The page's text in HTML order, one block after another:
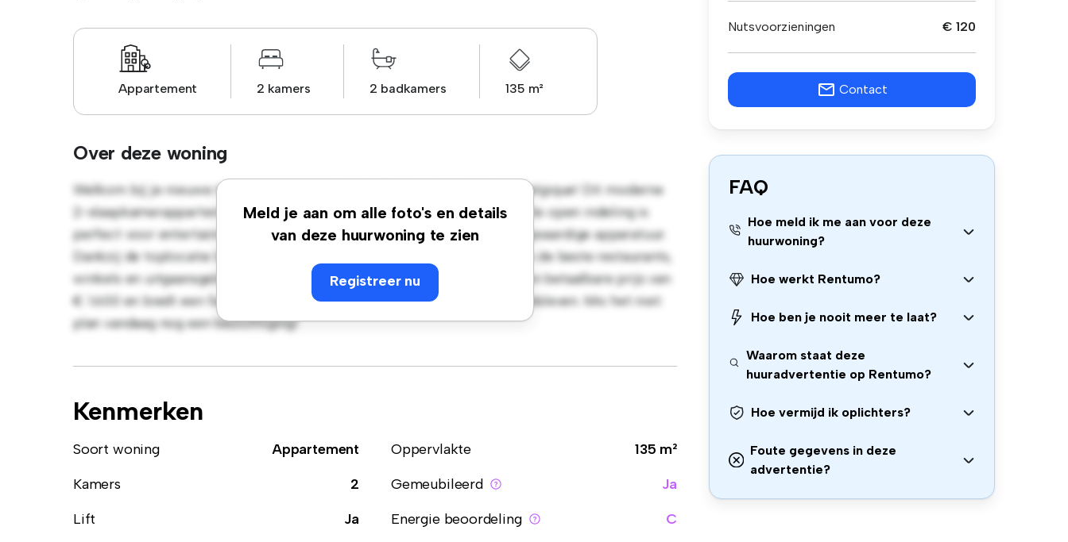
Appartement 2 kamers 2 badkamers 135 m²
Over deze woning
Meld je aan om alle foto's en details
van deze huurwoning te zien
Registreer nu
Welkom bij je nieuwe toevluchtsoord in Rue Goffart 97, 1050 Ixelles, Belgique! Dit moderne
2-slaapkamerappartement biedt een stijlvolle en gezellige leefruimte. De open indeling is
perfect voor entertainment en de strakke keuken is uitgerust met hoogwaardige apparatuur.
Dankzij de toplocatie bevind je je op slechts een steenworp afstand van de beste restaurants,
winkels en uitgaansgelegenheden van de stad. Dit appartement heeft een betaalbare prijs van
€ 1.600 en biedt een fantastische kans om extra te genieten van het stadsleven. Mis het niet:
plan vandaag nog een bezichtiging!
Kenmerken
Soort woning Appartement Oppervlakte
135 m²
Kamers
2 Gemeubileerd
Ja
Lift
Ja Energie beoordeling
C
Nutsvoorzieningen € 120
Contact
FAQ
Hoe meld ik me aan voor deze
huurwoning?
Hoe werkt Rentumo?
Hoe ben je nooit meer te laat?
Waarom staat deze
huuradvertentie op Rentumo?
Hoe vermijd ik oplichters?
Foute gegevens in deze
advertentie?